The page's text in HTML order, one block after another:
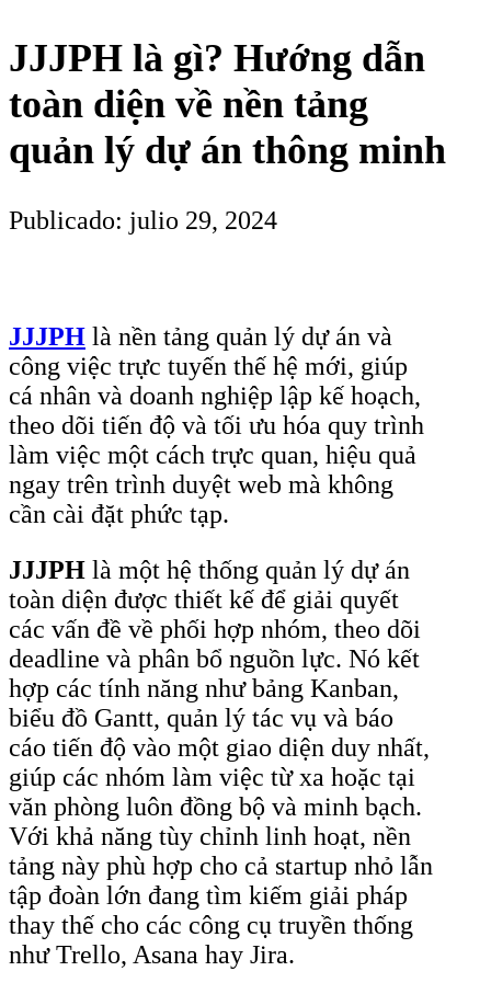
JJJPH là gì? Hướng dẫn
toàn diện về nền tảng
quản lý dự án thông minh
Publicado: julio 29, 2024
JJJPH là nền tảng quản lý dự án và
công việc trực tuyến thế hệ mới, giúp
cá nhân và doanh nghiệp lập kế hoạch,
theo dõi tiến độ và tối ưu hóa quy trình
làm việc một cách trực quan, hiệu quả
ngay trên trình duyệt web mà không
cần cài đặt phức tạp.
JJJPH là một hệ thống quản lý dự án
toàn diện được thiết kế để giải quyết
các vấn đề về phối hợp nhóm, theo dõi
deadline và phân bổ nguồn lực. Nó kết
hợp các tính năng như bảng Kanban,
biểu đồ Gantt, quản lý tác vụ và báo
cáo tiến độ vào một giao diện duy nhất,
giúp các nhóm làm việc từ xa hoặc tại
văn phòng luôn đồng bộ và minh bạch.
Với khả năng tùy chỉnh linh hoạt, nền
tảng này phù hợp cho cả startup nhỏ lẫn
tập đoàn lớn đang tìm kiếm giải pháp
thay thế cho các công cụ truyền thống
như Trello, Asana hay Jira.